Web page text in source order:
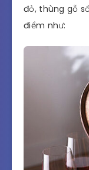
đỏ, thùng gỗ
điểm như: